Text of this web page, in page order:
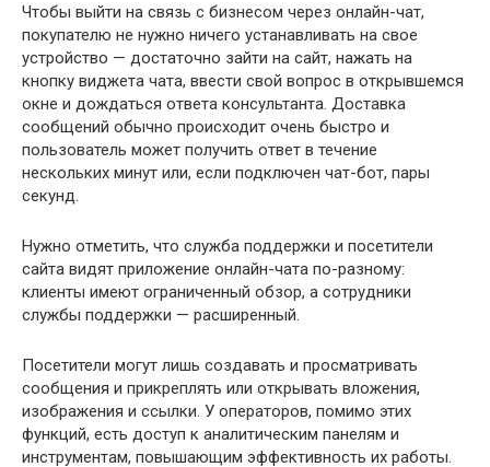
Чтобы выйти на связь с бизнесом через онлайн-чат,
покупателю не нужно ничего устанавливать на свое
устройство — достаточно зайти на сайт, нажать на
кнопку виджета чата, ввести свой вопрос в открывшемся
окне и дождаться ответа консультанта. Доставка
сообщений обычно происходит очень быстро и
пользователь может получить ответ в течение
нескольких минут или, если подключен чат-бот, пары
секунд.
Нужно отметить, что служба поддержки и посетители
сайта видят приложение онлайн-чата по-разному:
клиенты имеют ограниченный обзор, а сотрудники
службы поддержки — расширенный.
Посетители могут лишь создавать и просматривать
сообщения и прикреплять или открывать вложения,
изображения и ссылки. У операторов, помимо этих
функций, есть доступ к аналитическим панелям и
инструментам, повышающим эффективность их работы.